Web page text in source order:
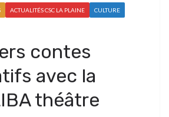
ACTUALITÉS CSC LA PLAINE CULTURE
contes
avec la
théâtre